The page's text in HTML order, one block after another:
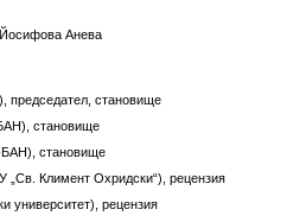
Анева
председател, становище
становище
становище
Климент Охридски“), рецензия
университет), рецензия